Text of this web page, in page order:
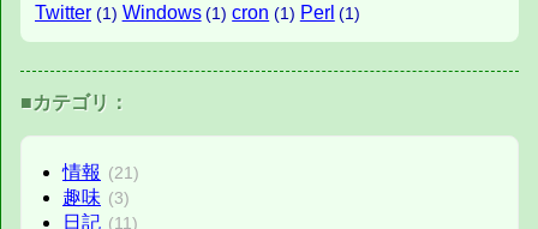
Twitter (1) Windows (1) cron (1) Perl (1)
■カテゴリ：
情報 (21)
趣味 (3)
日記 (11)